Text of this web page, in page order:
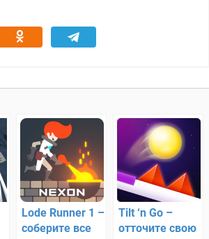
Lode Runner 1 –
соберите все
Tilt ‘n Go –
отточите свою